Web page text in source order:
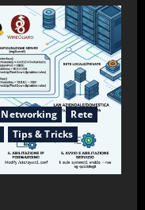
Networking
Rete
Tips & Tricks